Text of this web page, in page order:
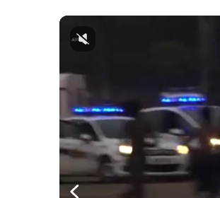
Condiciones